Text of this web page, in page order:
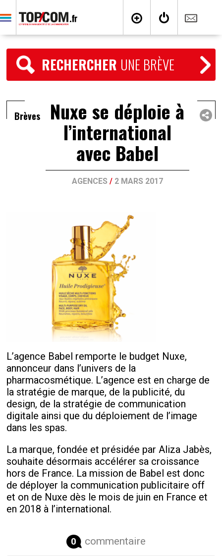
RECHERCHER UNE BRÈVE
Brèves Nuxe se déploie à
l’international
avec Babel
AGENCES / 2 MARS 2017
L’agence Babel remporte le budget Nuxe,
annonceur dans l’univers de la
pharmacosmétique. L’agence est en charge de
la stratégie de marque, de la publicité, du
design, de la stratégie de communication
digitale ainsi que du déploiement de l’image
dans les spas.
La marque, fondée et présidée par Aliza Jabès,
souhaite désormais accélérer sa croissance
hors de France. La mission de Babel est donc
de déployer la communication publicitaire off
et on de Nuxe dès le mois de juin en France et
en 2018 à l’international.
0 commentaire